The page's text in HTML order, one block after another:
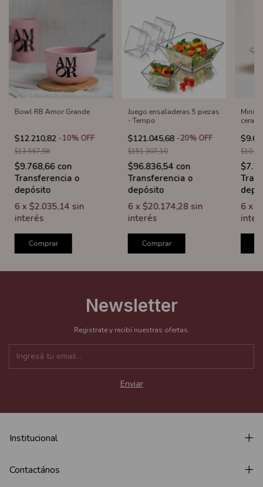
Bowl RB Amor Grande
$12.210,82 -10% OFF
$13.567,58
$9.768,66 con
Transferencia o
depósito
6 x $2.035,14 sin
interés
Comprar
Juego ensaladeras 5 piezas
- Tempo
$121.045,68 -20% OFF
$151.307,10
$96.836,54 con
Transferencia o
depósito
6 x $20.174,28 sin
interés
Comprar
Mini
6 x
Newsletter
Registrate y recibí nuestras ofertas.
Institucional
Contactános